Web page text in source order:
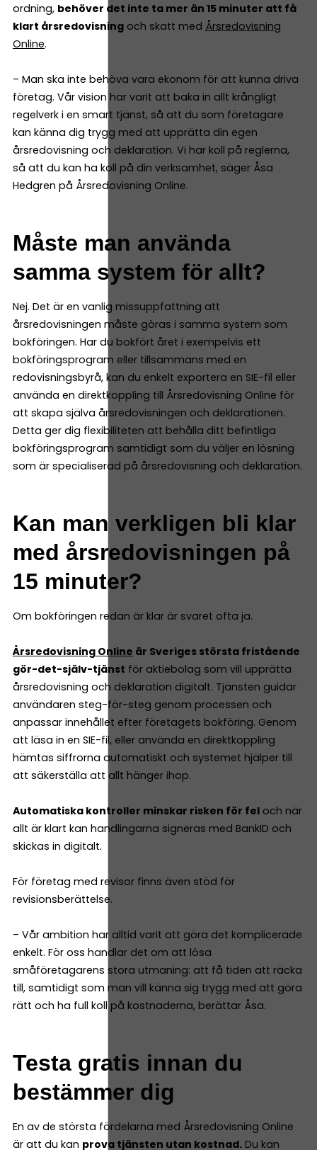
ordning, behöver det inte ta mer än 15 minuter att få
klart årsredovisning och skatt med Årsredovisning
Online.
– Man ska inte behöva vara ekonom för att kunna driva
företag. Vår vision har varit att baka in allt krångligt
regelverk i en smart tjänst, så att du som företagare
kan känna dig trygg med att upprätta din egen
årsredovisning och deklaration. Vi har koll på reglerna,
så att du kan ha koll på din verksamhet, säger Åsa
Hedgren på Årsredovisning Online.
Måste man använda
samma system för allt?
Nej. Det är en vanlig missuppfattning att
årsredovisningen måste göras i samma system som
bokföringen. Har du bokfört året i exempelvis ett
bokföringsprogram eller tillsammans med en
redovisningsbyrå, kan du enkelt exportera en SIE-fil eller
använda en direktkoppling till Årsredovisning Online för
att skapa själva årsredovisningen och deklarationen.
Detta ger dig flexibiliteten att behålla ditt befintliga
bokföringsprogram samtidigt som du väljer en lösning
som är specialiserad på årsredovisning och deklaration.
Kan man verkligen bli klar
med årsredovisningen på
15 minuter?
Om bokföringen redan är klar är svaret ofta ja.
Årsredovisning Online är Sveriges största fristående
gör-det-själv-tjänst för aktiebolag som vill upprätta
årsredovisning och deklaration digitalt. Tjänsten guidar
användaren steg-för-steg genom processen och
anpassar innehållet efter företagets bokföring. Genom
att läsa in en SIE-fil, eller använda en direktkoppling
hämtas siffrorna automatiskt och systemet hjälper till
att säkerställa att allt hänger ihop.
Automatiska kontroller minskar risken för fel och när
allt är klart kan handlingarna signeras med BankID och
skickas in digitalt.
För företag med revisor finns även stöd för
revisionsberättelse.
– Vår ambition har alltid varit att göra det komplicerade
enkelt. För oss handlar det om att lösa
småföretagarens stora utmaning: att få tiden att räcka
till, samtidigt som man vill känna sig trygg med att göra
rätt och ha full koll på kostnaderna, berättar Åsa.
Testa gratis innan du
bestämmer dig
En av de största fördelarna med Årsredovisning Online
är att du kan prova tjänsten utan kostnad. Du kan